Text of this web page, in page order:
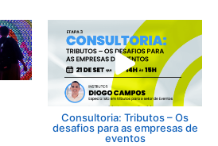
Consultoria: Tributos – Os
desafios para as empresas de
eventos